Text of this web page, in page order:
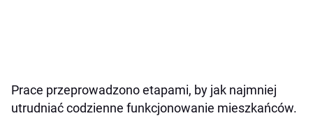
Prace przeprowadzono etapami, by jak najmniej
utrudniać codzienne funkcjonowanie mieszkańców.